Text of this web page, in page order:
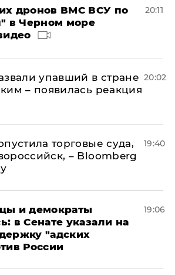
дронов ВМС ВСУ по
в Черном море
20:11
упавший в стране
– появилась реакция
20:02
торговые суда,
– Bloomberg
19:40
и демократы
в Сенате указали на
"адских
России
19:06